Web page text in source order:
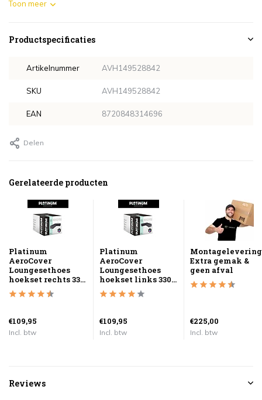
Toon meer
Productspecificaties
Artikelnummer AVH149528842
SKU AVH149528842
EAN 8720848314696
Delen
Gerelateerde producten
Platinum
AeroCover
Loungesethoes
hoekset rechts 33...
€109,95
Incl. btw
Platinum
AeroCover
Loungesethoes
hoekset links 330...
€109,95
Incl. btw
Extra gemak &
geen afval
€225,00
Incl. btw
Reviews